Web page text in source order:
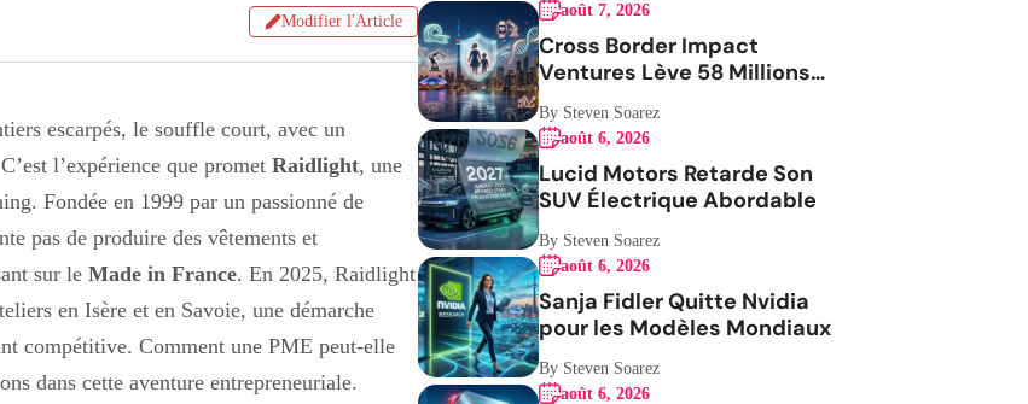
Modifier l'Article
escarpés, le souffle court, avec un
l’expérience que promet Raidlight, une
Fondée en 1999 par un passionné de
pas de produire des vêtements et
sur le Made in France. En 2025, Raidlight
en Isère et en Savoie, une démarche
compétitive. Comment une PME peut-elle
dans cette aventure entrepreneuriale.
août 7, 2026
Cross Border Impact
Ventures Lève 58 Millions
USD Pour Santé Femmes
By Steven Soarez
août 6, 2026
Lucid Motors Retarde Son
SUV Électrique Abordable
By Steven Soarez
août 6, 2026
Sanja Fidler Quitte Nvidia
pour les Modèles Mondiaux
By Steven Soarez
août 6, 2026